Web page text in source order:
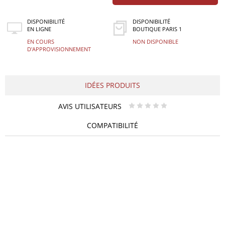
DISPONIBILITÉ
EN LIGNE
EN COURS
D'APPROVISIONNEMENT
DISPONIBILITÉ
BOUTIQUE PARIS 1
NON DISPONIBLE
IDÉES PRODUITS
AVIS UTILISATEURS * * * * *
COMPATIBILITÉ